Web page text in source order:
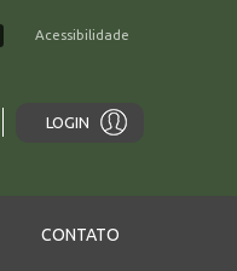
Acessibilidade
LOGIN
CONTATO